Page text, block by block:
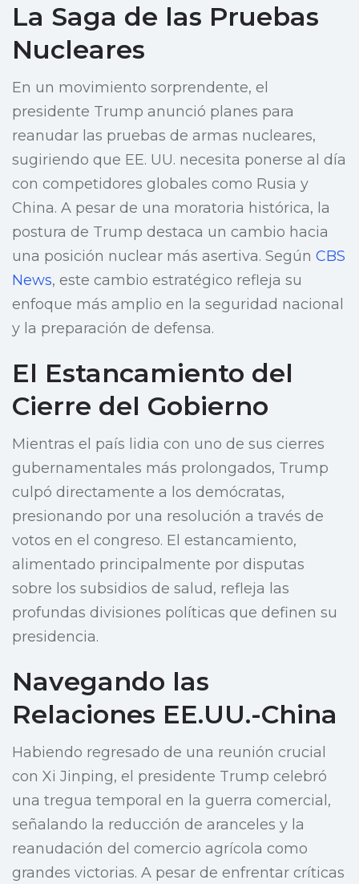
La Saga de las Pruebas
Nucleares
En un movimiento sorprendente, el
presidente Trump anunció planes para
reanudar las pruebas de armas nucleares,
sugiriendo que EE. UU. necesita ponerse al día
con competidores globales como Rusia y
China. A pesar de una moratoria histórica, la
postura de Trump destaca un cambio hacia
una posición nuclear más asertiva. Según CBS
News, este cambio estratégico refleja su
enfoque más amplio en la seguridad nacional
y la preparación de defensa.
El Estancamiento del
Cierre del Gobierno
Mientras el país lidia con uno de sus cierres
gubernamentales más prolongados, Trump
culpó directamente a los demócratas,
presionando por una resolución a través de
votos en el congreso. El estancamiento,
alimentado principalmente por disputas
sobre los subsidios de salud, refleja las
profundas divisiones políticas que definen su
presidencia.
Navegando las
Relaciones EE.UU.-China
Habiendo regresado de una reunión crucial
con Xi Jinping, el presidente Trump celebró
una tregua temporal en la guerra comercial,
señalando la reducción de aranceles y la
reanudación del comercio agrícola como
grandes victorias. A pesar de enfrentar críticas